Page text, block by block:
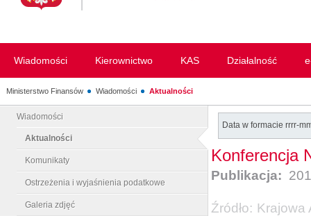
Wiadomości Kierownictwo KAS Działalność
Ministerstwo Finansów Wiadomości Aktualności
Wiadomości
Aktualności
Komunikaty
Ostrzeżenia i wyjaśnienia podatkowe
Galeria zdjęć
Data w formacie rrrr-
Konferencja
Publikacja:
Źródło: Krajowa